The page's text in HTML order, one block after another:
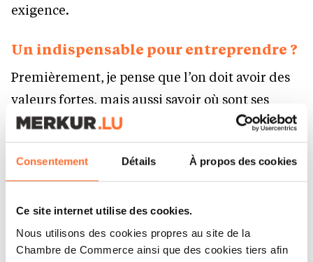
Consentement Détails À propos des cookies
Ce site internet utilise des cookies.
Nous utilisons des cookies propres au site de la
Chambre de Commerce ainsi que des cookies tiers afin
exigence.
Un indispensable pour entreprendre ?
Premièrement, je pense que l’on doit avoir des
valeurs fortes, mais aussi savoir où sont ses
limites. Un des risques peut être de construire
un concept qui ne tient que si on se donne en
permanence à plus de 100 %. Sur le court
personne ne va tenir le rythme. Cela vaut pour
l’équipe également : un modèle trop exigeant
en permanence devient rapidement difficile à